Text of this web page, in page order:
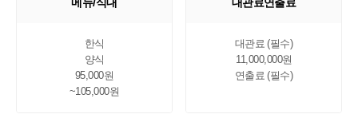
한식
양식
95,000원
~105,000원
대관료 (필수)
11,000,000원
연출료 (필수)